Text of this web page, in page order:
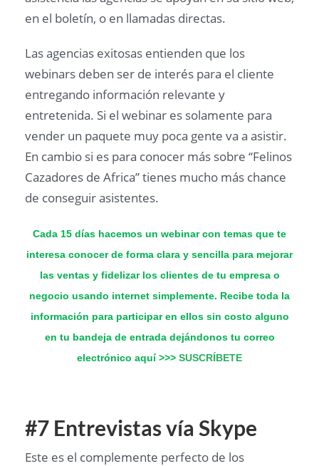
en el boletín, o en llamadas directas.
Las agencias exitosas entienden que los
webinars deben ser de interés para el cliente
entregando información relevante y
entretenida. Si el webinar es solamente para
vender un paquete muy poca gente va a asistir.
En cambio si es para conocer más sobre “Felinos
Cazadores de Africa” tienes mucho más chance
de conseguir asistentes.
Cada 15 días hacemos un webinar con temas que te
interesa conocer de forma clara y sencilla para mejorar
las ventas y fidelizar los clientes de tu empresa o
negocio usando internet simplemente. Recibe toda la
información para participar en ellos sin costo alguno
en tu bandeja de entrada dejándonos tu correo
electrónico aquí >>> SUSCRÍBETE
#7 Entrevistas vía Skype
Este es el complemente perfecto de los